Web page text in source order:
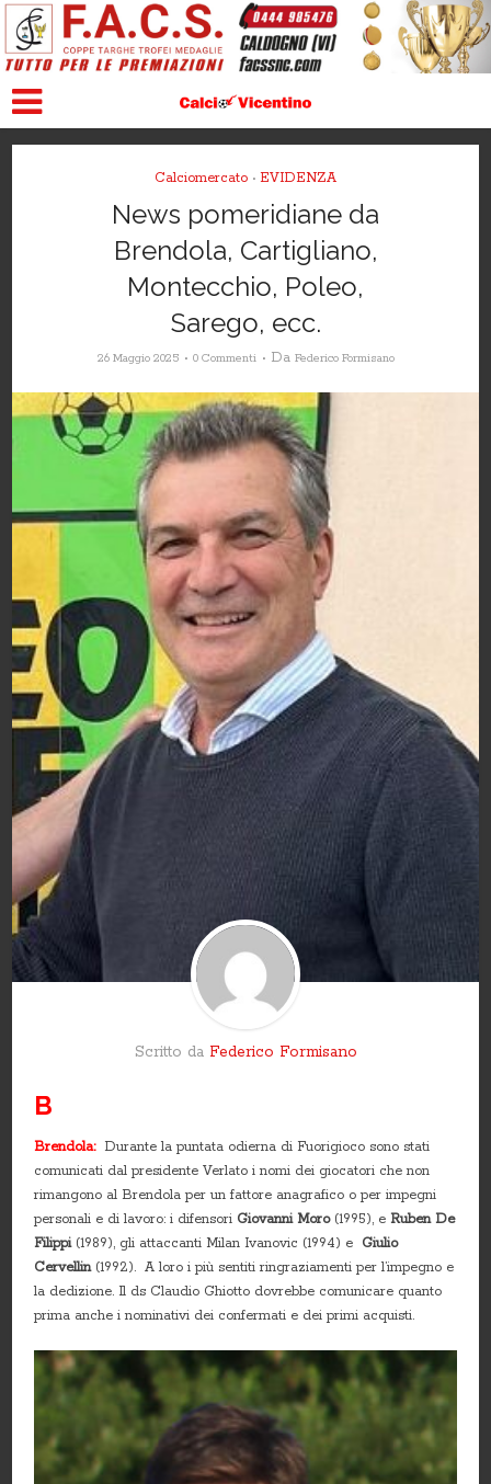
Calciomercato • EVIDENZA
News pomeridiane da
Brendola, Cartigliano,
Montecchio, Poleo,
Sarego, ecc.
26 Maggio 2025 0 Commenti Da Federico Formisano
Scritto da Federico Formisano
B
Brendola: Durante la puntata odierna di Fuorigioco sono stati
comunicati dal presidente Verlato i nomi dei giocatori che non
rimangono al Brendola per un fattore anagrafico o per impegni
personali e di lavoro: i difensori Giovanni Moro(1995), eRuben De
Filippi(1989), gli attaccanti Milan Ivanovic (1994) e Giulio
Cervellin(1992). A loro i più sentiti ringraziamenti per l’impegno e
la dedizione. Il ds Claudio Ghiotto dovrebbe comunicare quanto
prima anche i nominativi dei confermati e dei primi acquisti.